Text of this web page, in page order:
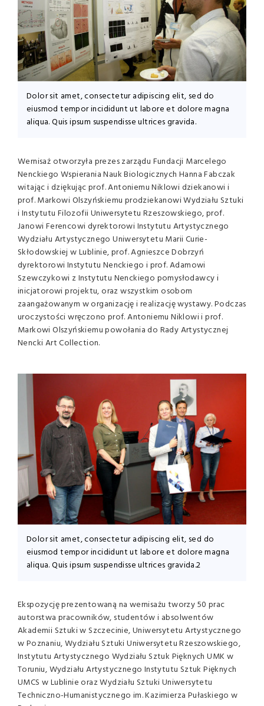
Dolor sit amet, consectetur adipiscing elit, sed do
eiusmod tempor incididunt ut labore et dolore magna
aliqua. Quis ipsum suspendisse ultrices gravida.
Wernisaż otworzyła prezes zarządu Fundacji Marcelego
Nenckiego Wspierania Nauk Biologicznych Hanna Fabczak
witając i dziękując prof. Antoniemu Niklowi dziekanowi i
prof. Markowi Olszyńskiemu prodziekanowi Wydziału Sztuki
i Instytutu Filozofii Uniwersytetu Rzeszowskiego, prof.
Janowi Ferencowi dyrektorowi Instytutu Artystycznego
Wydziału Artystycznego Uniwersytetu Marii Curie-
Skłodowskiej w Lublinie, prof. Agnieszce Dobrzyń
dyrektorowi Instytutu Nenckiego i prof. Adamowi
Szewczykowi z Instytutu Nenckiego pomysłodawcy i
inicjatorowi projektu, oraz wszystkim osobom
zaangażowanym w organizację i realizację wystawy. Podczas
uroczystości wręczono prof. Antoniemu Niklowi i prof.
Markowi Olszyńskiemu powołania do Rady Artystycznej
Nencki Art Collection.
Dolor sit amet, consectetur adipiscing elit, sed do
eiusmod tempor incididunt ut labore et dolore magna
aliqua. Quis ipsum suspendisse ultrices gravida.2
Ekspozycję prezentowaną na wernisażu tworzy 50 prac
autorstwa pracowników, studentów i absolwentów
Akademii Sztuki w Szczecinie, Uniwersytetu Artystycznego
w Poznaniu, Wydziału Sztuki Uniwersytetu Rzeszowskiego,
Instytutu Artystycznego Wydziału Sztuk Pięknych UMK w
Toruniu, Wydziału Artystycznego Instytutu Sztuk Pięknych
UMCS w Lublinie oraz Wydziału Sztuki Uniwersytetu
Techniczno-Humanistycznego im. Kazimierza Pułaskiego w